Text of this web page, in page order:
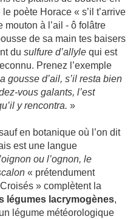
poète Horace « s’il t’arrive
mouton à l’ail - ô folâtre
de sa main tes baisers
du sulfure d’allyle qui est
Prenez l’exemple
gousse d’ail, s’il resta bien
vous galants, l’est
y rencontra. »
en botanique où l’on dit
est une langue
ou l’ognon, le
« prétendument
» complètent la
légumes lacrymogènes,
légume météorologique